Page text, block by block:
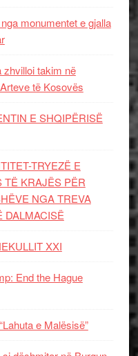
monumentet e gjalla
zhvilloi takim në
të Kosovës
E SHQIPËRISË
TRYEZË E
TË KRAJËS PËR
NGA TREVA
DALMACISË
XXI
End the Hague
e Malësisë”